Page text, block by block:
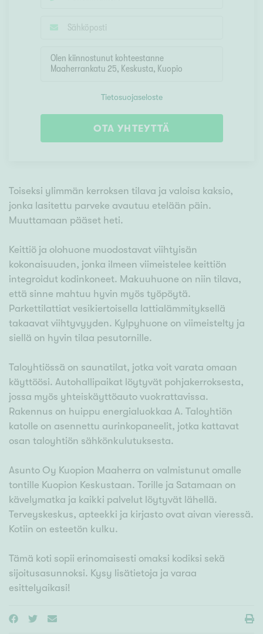
Tietosuojaseloste
OTA YHTEYTTÄ
Toiseksi ylimmän kerroksen tilava ja valoisa kaksio,
jonka lasitettu parveke avautuu etelään päin.
Muuttamaan pääset heti.
Keittiö ja olohuone muodostavat viihtyisän
kokonaisuuden, jonka ilmeen viimeistelee keittiön
integroidut kodinkoneet. Makuuhuone on niin tilava,
että sinne mahtuu hyvin myös työpöytä.
Parkettilattiat vesikiertoisella lattialämmityksellä
takaavat viihtyvyyden. Kylpyhuone on viimeistelty ja
siellä on hyvin tilaa pesutornille.
Taloyhtiössä on saunatilat, jotka voit varata omaan
käyttöösi. Autohallipaikat löytyvät pohjakerroksesta,
jossa myös yhteiskäyttöauto vuokrattavissa.
Rakennus on huippu energialuokkaa A. Taloyhtiön
katolle on asennettu aurinkopaneelit, jotka kattavat
osan taloyhtiön sähkönkulutuksesta.
Asunto Oy Kuopion Maaherra on valmistunut omalle
tontille Kuopion Keskustaan. Torille ja Satamaan on
kävelymatka ja kaikki palvelut löytyvät lähellä.
Terveyskeskus, apteekki ja kirjasto ovat aivan vieressä.
Kotiin on esteetön kulku.
Tämä koti sopii erinomaisesti omaksi kodiksi sekä
sijoitusasunnoksi. Kysy lisätietoja ja varaa
esittelyaikasi!